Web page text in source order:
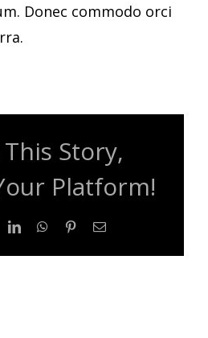
Donec commodo orci
Story,
Platform!
LinkedInWhatsApp
PinterestEmail